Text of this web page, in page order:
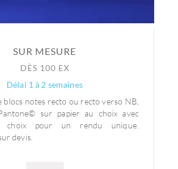
SUR MESURE
DÈS 100 EX
Délai 1 à 2 semaines
blocs notes recto ou recto verso NB,
sur papier au choix avec
choix pour un rendu unique.
devis.